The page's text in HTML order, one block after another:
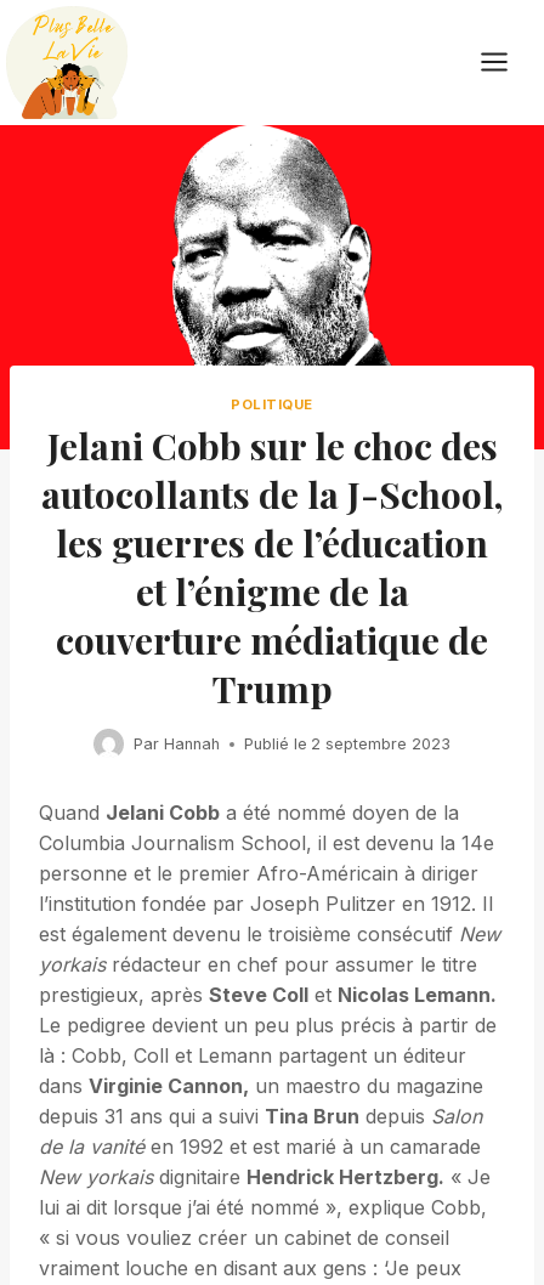
Skip
content
POLITIQUE
Jelani Cobb sur le choc des
autocollants de la J-School,
les guerres de l’éducation
et l’énigme de la
couverture médiatique de
Trump
Par Hannah Publié le 2 septembre 2023
Quand Jelani Cobb a été nommé doyen de la
Columbia Journalism School, il est devenu la 14e
personne et le premier Afro-Américain à diriger
l’institution fondée par Joseph Pulitzer en 1912. Il
est également devenu le troisième consécutif New
yorkaisrédacteur en chef pour assumer le titre
prestigieux, après Steve Coll et Nicolas Lemann.
Le pedigree devient un peu plus précis à partir de
là : Cobb, Coll et Lemann partagent un éditeur
dans Virginie Cannon, un maestro du magazine
depuis 31 ans qui a suivi Tina Brun depuis Salon
de la vanitéen 1992 et est marié à un camarade
New yorkaisdignitaire Hendrick Hertzberg. « Je
lui ai dit lorsque j’ai été nommé », explique Cobb,
« si vous vouliez créer un cabinet de conseil
vraiment louche en disant aux gens : ‘Je peux